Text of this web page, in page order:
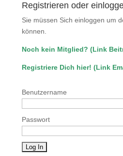
Registrieren oder
Sie müssen Sich einloggen um
können.
Noch kein Mitglied? (Link
Registriere Dich hier! (Link
Benutzername
Passwort